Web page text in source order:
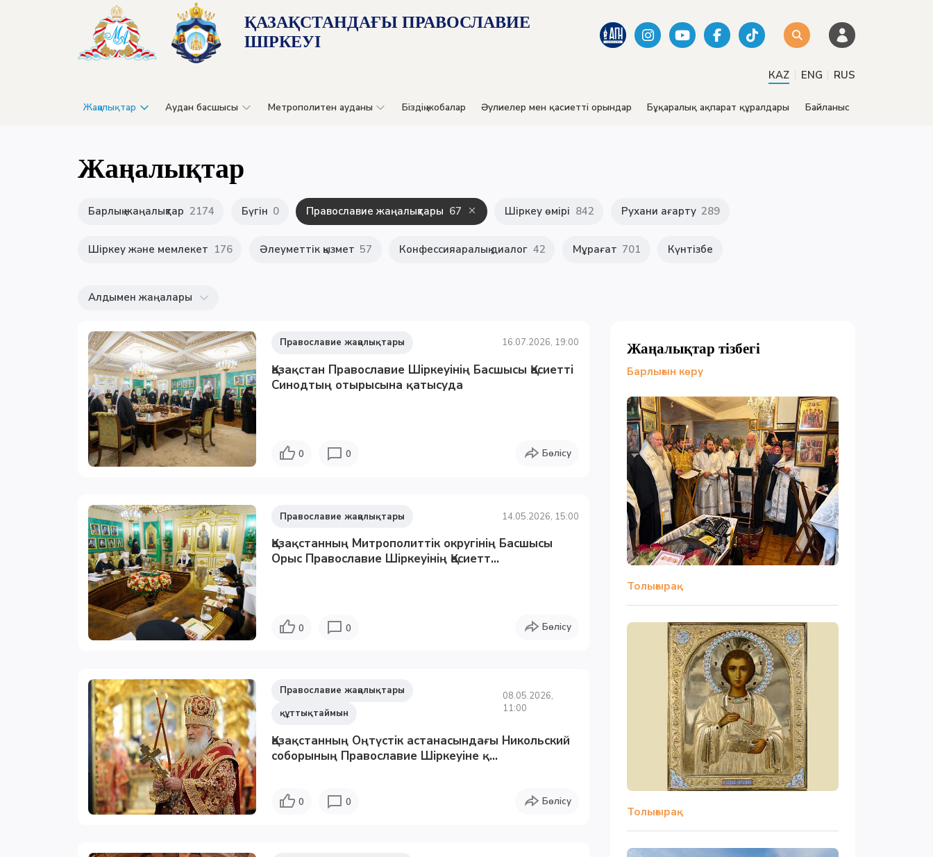
ҚАЗАҚСТАНДАҒЫ ПРАВОСЛАВИЕ
ШІРКЕУІ
Жаңалықтар Аудан басшысы Метрополитен ауданы Біздің жобалар Әулиелер мен қасиетті орындар Бұқаралық ақпарат құралдары Байланыс
КАZ | ENG | RUS
Жаңалықтар
Барлық жаңалықтар 2174 Бүгін 0 Православие жаңалықтары 67 Шіркеу өмірі 842 Рухани ағарту 289
Шіркеу және мемлекет 176 Әлеуметтік қызмет 57 Конфессияаралық диалог 42 Мұрағат 701 Күнтізбе
Алдымен жаңалары
Православие жаңалықтары 16.07.2026, 19:00
Қазақстан Православие Шіркеуінің Басшысы Қасиетті
Синодтың отырысына қатысуда
0 0 Бөлісу
Православие жаңалықтары 14.05.2026, 15:00
Қазақстанның Митрополиттік округінің Басшысы
Орыс Православие Шіркеуінің Қасиетт...
0 0 Бөлісу
Православие жаңалықтары
құттықтаймын
08.05.2026,
11:00
Қазақстанның Оңтүстік астанасындағы Никольский
соборының Православие Шіркеуіне қ...
0 0 Бөлісу
Жаңалықтар тізбегі
Барлығын көру
Толығырақ
Толығырақ